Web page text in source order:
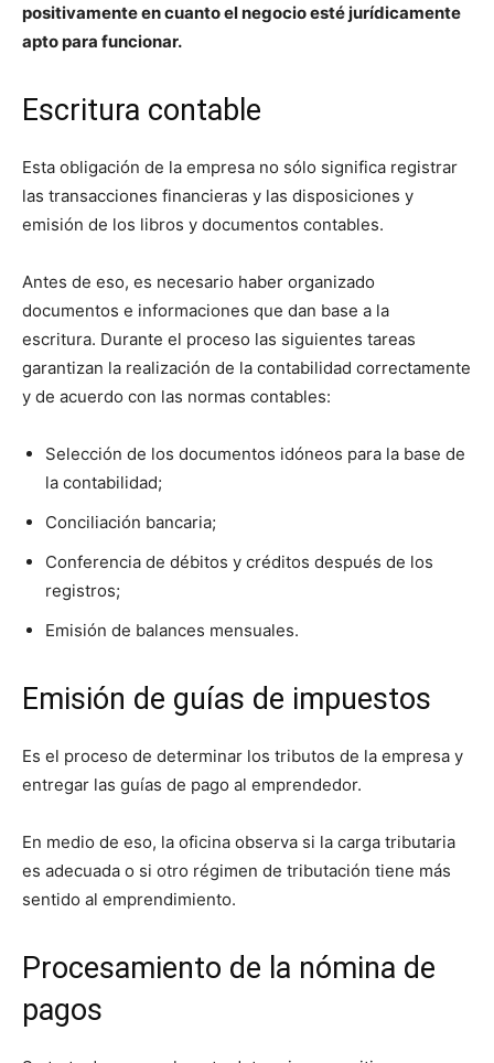
positivamente en cuanto el negocio esté jurídicamente
apto para funcionar.
Escritura contable
Esta obligación de la empresa no sólo significa registrar
las transacciones financieras y las disposiciones y
emisión de los libros y documentos contables.
Antes de eso, es necesario haber organizado
documentos e informaciones que dan base a la
escritura. Durante el proceso las siguientes tareas
garantizan la realización de la contabilidad correctamente
y de acuerdo con las normas contables:
Selección de los documentos idóneos para la base de
la contabilidad;
Conciliación bancaria;
Conferencia de débitos y créditos después de los
registros;
Emisión de balances mensuales.
Emisión de guías de impuestos
Es el proceso de determinar los tributos de la empresa y
entregar las guías de pago al emprendedor.
En medio de eso, la oficina observa si la carga tributaria
es adecuada o si otro régimen de tributación tiene más
sentido al emprendimiento.
Procesamiento de la nómina de
pagos